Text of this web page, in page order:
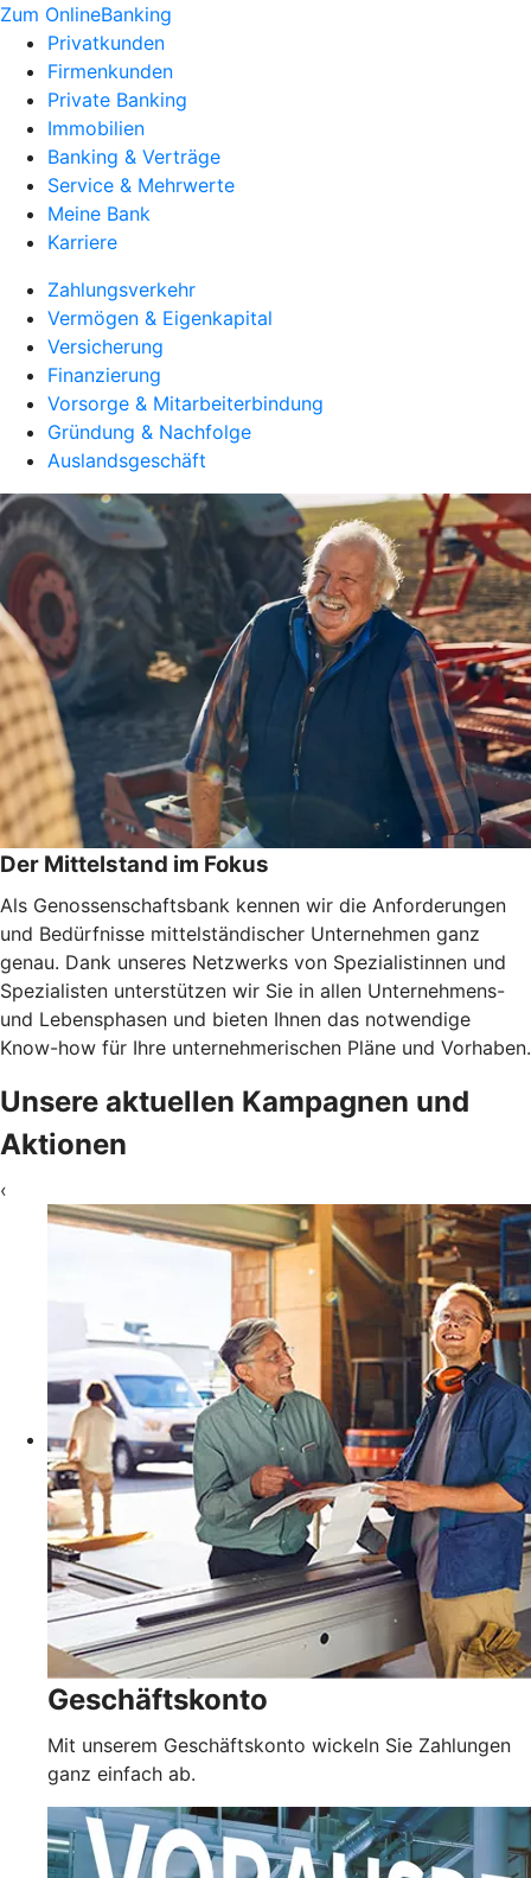
Zum OnlineBanking
Privatkunden
Firmenkunden
Private Banking
Immobilien
Banking & Verträge
Service & Mehrwerte
Meine Bank
Karriere
Zahlungsverkehr
Vermögen & Eigenkapital
Versicherung
Finanzierung
Vorsorge & Mitarbeiterbindung
Gründung & Nachfolge
Auslandsgeschäft
Der Mittelstand im Fokus
Als Genossenschaftsbank kennen wir die Anforderungen
und Bedürfnisse mittelständischer Unternehmen ganz
genau. Dank unseres Netzwerks von Spezialistinnen und
Spezialisten unterstützen wir Sie in allen Unternehmens-
und Lebensphasen und bieten Ihnen das notwendige
Know-how für Ihre unternehmerischen Pläne und Vorhaben.
Unsere aktuellen Kampagnen und
Aktionen
‹
Geschäftskonto
Mit unserem Geschäftskonto wickeln Sie Zahlungen
ganz einfach ab.